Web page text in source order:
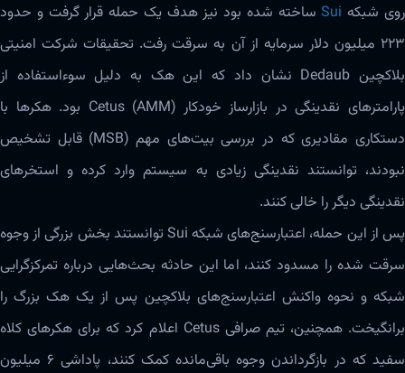
روی شبکه Suiساخته شده بود نیز هدف یک حمله قرار گرفت و حدود
۲۲۳ میلیون دلار سرمایه از آن به سرقت رفت. تحقیقات شرکت امنیتی
بلاکچین Dedaub نشان داد که این هک به دلیل سوءاستفاده از
پارامترهای نقدینگی در بازارساز خودکار (AMM) Cetus بود. هکرها با
دستکاری مقادیری که در بررسی بیت‌های مهم (MSB) قابل تشخیص
نبودند، توانستند نقدینگی زیادی به سیستم وارد کرده و استخرهای
نقدینگی دیگر را خالی کنند.
پس از این حمله، اعتبارسنج‌های شبکه Sui توانستند بخش بزرگی از وجوه
سرقت شده را مسدود کنند، اما این حادثه بحث‌هایی درباره تمرکزگرایی
شبکه و نحوه واکنش اعتبارسنج‌های بلاکچین پس از یک هک بزرگ را
برانگیخت. همچنین، تیم صرافی Cetus اعلام کرد که برای هکرهای کلاه
سفید که در بازگرداندن وجوه باقی‌مانده کمک کنند، پاداشی ۶ میلیون